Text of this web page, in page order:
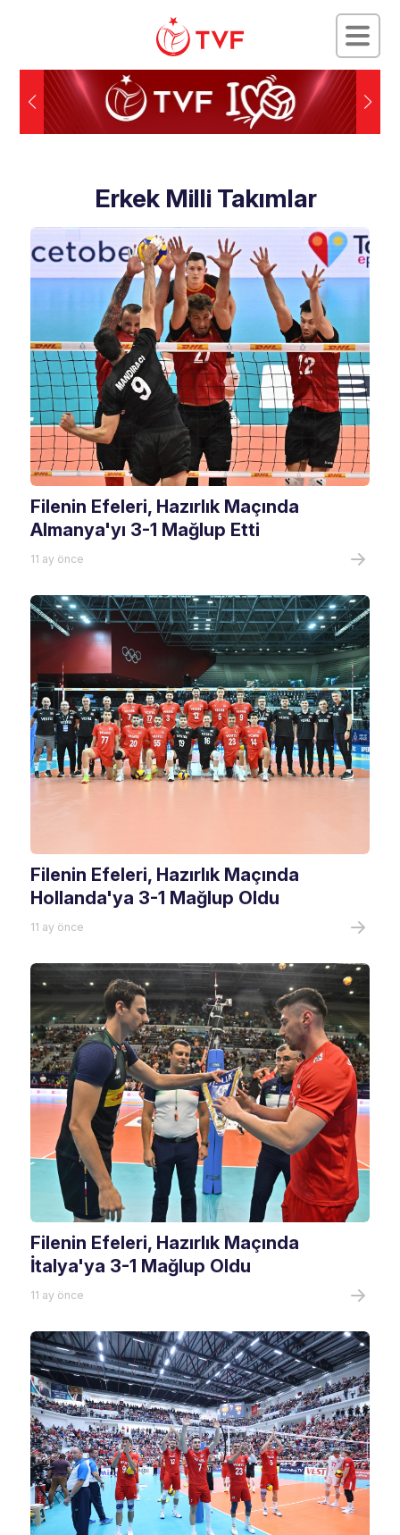
Erkek Milli Takımlar
Filenin Efeleri, Hazırlık Maçında
Almanya'yı 3-1 Mağlup Etti
11 ay önce
Filenin Efeleri, Hazırlık Maçında
Hollanda'ya 3-1 Mağlup Oldu
11 ay önce
Filenin Efeleri, Hazırlık Maçında
İtalya'ya 3-1 Mağlup Oldu
11 ay önce